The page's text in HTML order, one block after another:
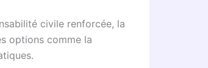
civile renforcée, la
options comme la